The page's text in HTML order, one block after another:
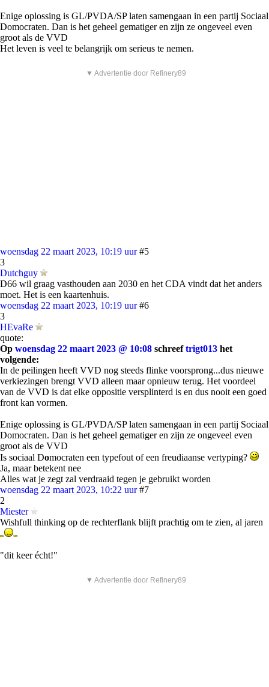
Enige oplossing is GL/PVDA/SP laten samengaan in een partij Sociaal
Domocraten. Dan is het geheel gematiger en zijn ze ongeveel even
groot als de VVD
Het leven is veel te belangrijk om serieus te nemen.
▼ Advertentie door Refinery89
woensdag 22 maart 2023, 10:19 uur #5
3
Dutchguy
D66 wil graag vasthouden aan 2030 en het CDA vindt dat het anders
moet. Het is een kaartenhuis.
woensdag 22 maart 2023, 10:19 uur #6
3
HEvaRe
quote:
Op woensdag 22 maart 2023 @ 10:08 schreeftrigt013 het
volgende:
In de peilingen heeft VVD nog steeds flinke voorsprong...dus nieuwe
verkiezingen brengt VVD alleen maar opnieuw terug. Het voordeel
van de VVD is dat elke oppositie versplinterd is en dus nooit een goed
front kan vormen.
Enige oplossing is GL/PVDA/SP laten samengaan in een partij Sociaal
Domocraten. Dan is het geheel gematiger en zijn ze ongeveel even
groot als de VVD
Is sociaal Domocraten een typefout of een freudiaanse vertyping?
Ja, maar betekent nee
Alles wat je zegt zal verdraaid tegen je gebruikt worden
woensdag 22 maart 2023, 10:22 uur #7
2
Miester
Wishfull thinking op de rechterflank blijft prachtig om te zien, al jaren
"dit keer écht!"
▼ Advertentie door Refinery89